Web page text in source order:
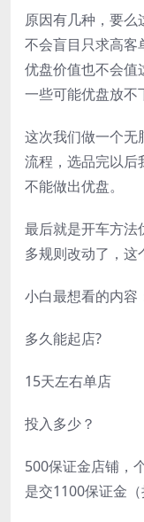
原因有几种，要么
不会盲目只求高客
优盘价值也不会
一些可能优盘放不
这次我们做一个无
流程，选品完以后
不能做出优盘。
最后就是开车方法
多规则改动了，这
小白最想看的内容
多久能起店?
15天左右单店
投入多少？
500保证金店铺，
是交1100保证金（